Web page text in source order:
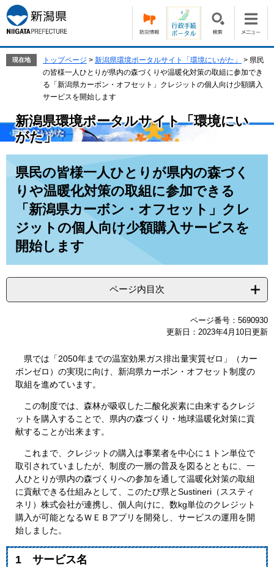
ー
ジ
の
ニ
ュ
ー
本
現在地 トップページ > 新潟県環境ポータルサイト「環境にいがた」 > 県民
の皆様一人ひとりが県内の森づくりや温暖化対策の取組に参加でき
る「新潟県カーボン・オフセット」クレジットの個人向け少額購入
サービスを開始します
新潟県環境ポータルサイト「環境にい
がた」
県民の皆様一人ひとりが県内の森づく
りや温暖化対策の取組に参加できる
「新潟県カーボン・オフセット」クレ
ジットの個人向け少額購入サービスを
開始します
ページ内目次
ページ番号：5690930
更新日：2023年4月10日更新
県では「2050年までの温室効果ガス排出量実質ゼロ」（カー
ボンゼロ）の実現に向け、新潟県カーボン・オフセット制度の
取組を進めています。
この制度では、森林が吸収した二酸化炭素に由来するクレジ
ットを購入することで、県内の森づくり・地球温暖化対策に貢
献することが出来ます。
これまで、クレジットの購入は事業者を中心に１トン単位で
取引されていましたが、制度の一層の普及を図るとともに、一
人ひとりが県内の森づくりへの参加を通して温暖化対策の取組
に貢献できる仕組みとして、このたび県とSustineri（ススティ
ネリ）株式会社が連携し、個人向けに、数kg単位のクレジット
購入が可能となるＷＥＢアプリを開発し、サービスの運用を開
始しました。
1 サービス名